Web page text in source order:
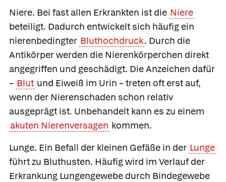
Niere. Bei fast allen Erkrankten ist die Niere
beteiligt. Dadurch entwickelt sich häufig ein
nierenbedingter Bluthochdruck. Durch die
Antikörper werden die Nierenkörperchen direkt
angegriffen und geschädigt. Die Anzeichen dafür
– Blut und Eiweiß im Urin – treten oft erst auf,
wenn der Nierenschaden schon relativ
ausgeprägt ist. Unbehandelt kann es zu einem
akuten Nierenversagen kommen.
Lunge. Ein Befall der kleinen Gefäße in der Lunge
führt zu Bluthusten. Häufig wird im Verlauf der
Erkrankung Lungengewebe durch Bindegewebe